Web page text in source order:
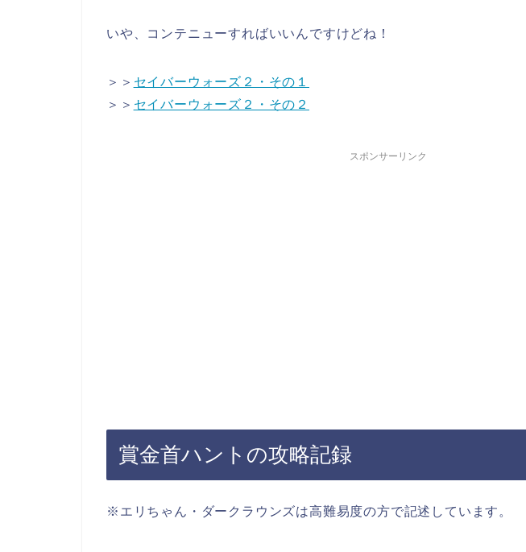
いや、コンテニューすればいいんですけどね！
＞＞ セイバーウォーズ２・その１
＞＞ セイバーウォーズ２・その２
スポンサーリンク
賞金首ハントの攻略記録
※エリちゃん・ダークラウンズは高難易度の方で記述しています。